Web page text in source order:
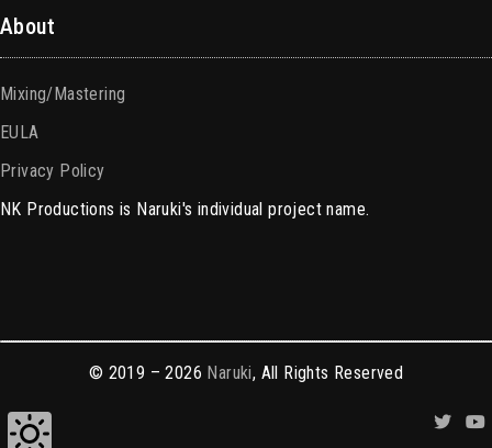
About
Mixing/Mastering
EULA
Privacy Policy
NK Productions is Naruki's individual project name.
© 2019 – 2026 Naruki, All Rights Reserved